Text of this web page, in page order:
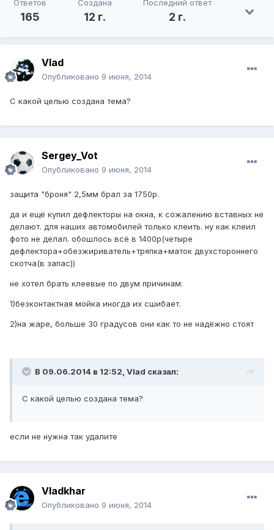
Ответов
165
Создана
12 г.
Последний ответ
2 г.
Vlad
Опубликовано 9 июня, 2014
С какой целью создана тема?
Sergey_Vot
Опубликовано 9 июня, 2014
защита "броня" 2,5мм брал за 1750р.
да и ещё купил дефлекторы на окна, к сожалению вставных не
делают. для наших автомобилей только клеить. ну как клеил
фото не делал. обошлось всё в 1400р(четыре
дефлектора+обезжириватель+тряпка+маток двухстороннего
скотча(в запас))
не хотел брать клеевые по двум причинам:
1)безконтактная мойка иногда их сшибает.
2)на жаре, больше 30 градусов они как то не надёжно стоят
В 09.06.2014 в 12:52, Vlad сказал:
С какой целью создана тема?
если не нужна так удалите
Vladkhar
Опубликовано 9 июня, 2014